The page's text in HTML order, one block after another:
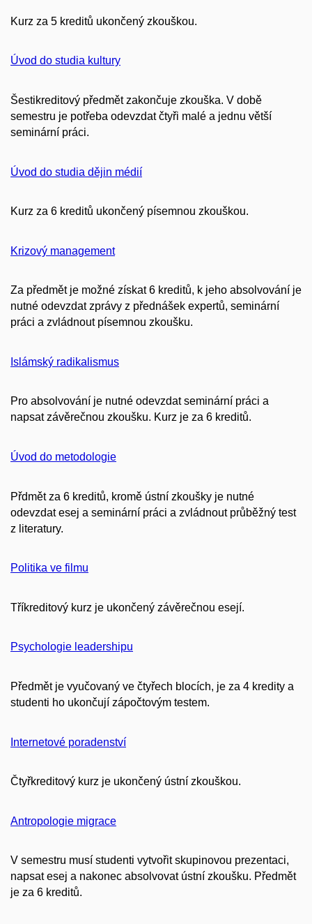
Kurz za 5 kreditů ukončený zkouškou.
Úvod do studia kultury
Šestikreditový předmět zakončuje zkouška. V době
semestru je potřeba odevzdat čtyři malé a jednu větší
seminární práci.
Úvod do studia dějin médií
Kurz za 6 kreditů ukončený písemnou zkouškou.
Krizový management
Za předmět je možné získat 6 kreditů, k jeho absolvování je
nutné odevzdat zprávy z přednášek expertů, seminární
práci a zvládnout písemnou zkoušku.
Islámský radikalismus
Pro absolvování je nutné odevzdat seminární práci a
napsat závěrečnou zkoušku. Kurz je za 6 kreditů.
Úvod do metodologie
Přdmět za 6 kreditů, kromě ústní zkoušky je nutné
odevzdat esej a seminární práci a zvládnout průběžný test
z literatury.
Politika ve filmu
Tříkreditový kurz je ukončený závěrečnou esejí.
Psychologie leadershipu
Předmět je vyučovaný ve čtyřech blocích, je za 4 kredity a
studenti ho ukončují zápočtovým testem.
Internetové poradenství
Čtyřkreditový kurz je ukončený ústní zkouškou.
Antropologie migrace
V semestru musí studenti vytvořit skupinovou prezentaci,
napsat esej a nakonec absolvovat ústní zkoušku. Předmět
je za 6 kreditů.